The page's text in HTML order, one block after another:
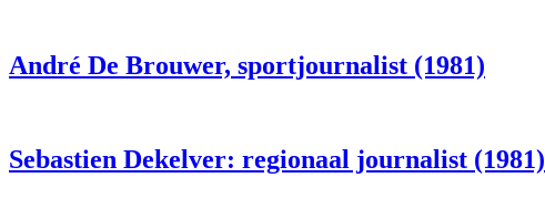
André De Brouwer, sportjournalist (1981)
Sebastien Dekelver: regionaal journalist (1981)